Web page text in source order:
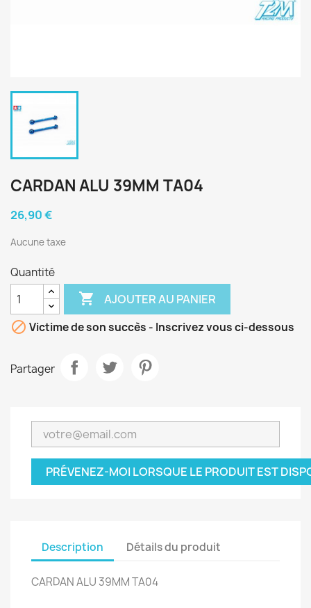
CARDAN ALU 39MM TA04
26,90 €
Aucune taxe
Quantité
 AJOUTER AU PANIER
 Victime de son succès - Inscrivez vous ci-dessous
Partager
PRÉVENEZ-MOI LORSQUE LE PRODUIT EST
Description Détails du produit
CARDAN ALU 39MM TA04